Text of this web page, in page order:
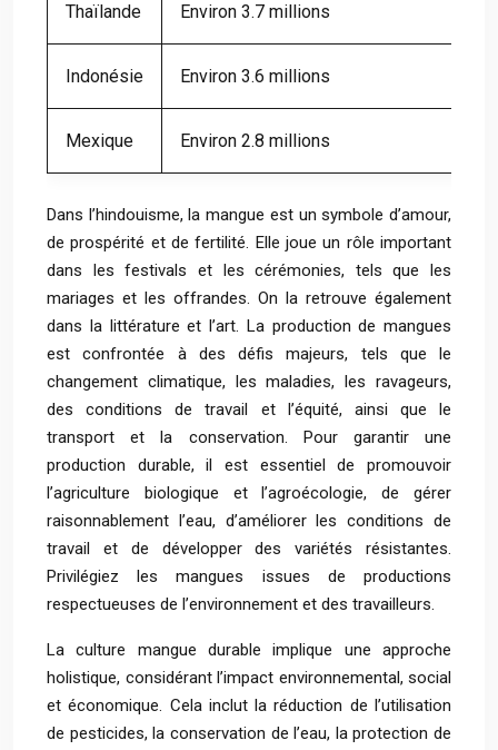
Thaïlande Environ 3.7 millions
Indonésie Environ 3.6 millions
Mexique Environ 2.8 millions
Dans l’hindouisme, la mangue est un symbole d’amour,
de prospérité et de fertilité. Elle joue un rôle important
dans les festivals et les cérémonies, tels que les
mariages et les offrandes. On la retrouve également
dans la littérature et l’art. La production de mangues
est confrontée à des défis majeurs, tels que le
changement climatique, les maladies, les ravageurs,
des conditions de travail et l’équité, ainsi que le
transport et la conservation. Pour garantir une
production durable, il est essentiel de promouvoir
l’agriculture biologique et l’agroécologie, de gérer
raisonnablement l’eau, d’améliorer les conditions de
travail et de développer des variétés résistantes.
Privilégiez les mangues issues de productions
respectueuses de l’environnement et des travailleurs.
La culture mangue durable implique une approche
holistique, considérant l’impact environnemental, social
et économique. Cela inclut la réduction de l’utilisation
de pesticides, la conservation de l’eau, la protection de